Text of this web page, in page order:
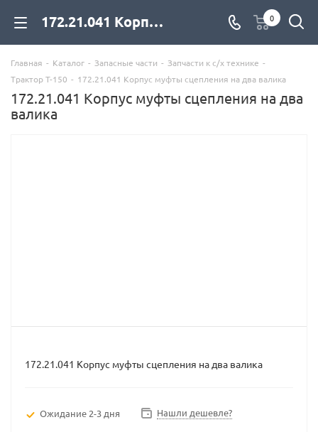
172.21.041 Корпус муфты сцепления на два валика для дизельных двигателей купить со склада с доставкой по цене официального дилера - компания Дизель Экспорт 0
Главная - Каталог - Запасные части - Запчасти к с/х технике -
Трактор Т-150 - 172.21.041 Корпус муфты сцепления на два валика
172.21.041 Корпус муфты сцепления на два
валика
172.21.041 Корпус муфты сцепления на два валика
Ожидание 2-3 дня Нашли дешевле?